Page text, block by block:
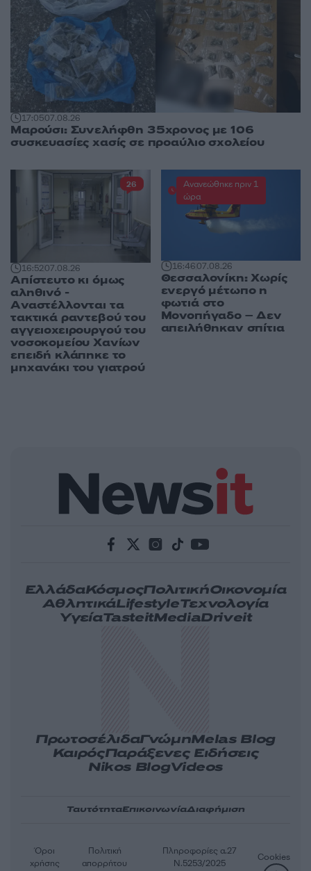
17:0507.08.26
Μαρούσι: Συνελήφθη 35χρονος με 106
συσκευασίες χασίς σε προαύλιο σχολείου
16:5207.08.26
Απίστευτο κι όμως
αληθινό -
Aναστέλλονται τα
τακτικά ραντεβού του
αγγειοχειρουργού του
νοσοκομείου Χανίων
επειδή κλάπηκε το
μηχανάκι του γιατρού
26
16:4607.08.26
Θεσσαλονίκη: Χωρίς
ενεργό μέτωπο η
φωτιά στο
Μονοπήγαδο – Δεν
απειλήθηκαν σπίτια
Ανανεώθηκε πριν 1
ώρα
ΕλλάδαΚόσμοςΠολιτικήΟικονομία
ΑθλητικάLifestyleΤεχνολογία
ΥγείαTasteitMediaDriveit
ΠρωτοσέλιδαΓνώμηMelas Blog
ΚαιρόςΠαράξενες Ειδήσεις
Nikos BlogVideos
ΤαυτότηταΕπικοινωνίαΔιαφήμιση
Όροι
χρήσης
Πολιτική
απορρήτου
Πληροφορίες α.27
Ν.5253/2025
Cookies